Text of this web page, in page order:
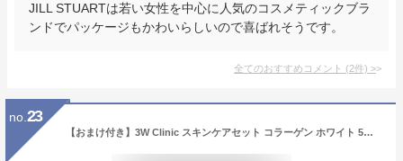
JILL STUARTは若い女性を中心に人気のコスメティックブラ
ンドでパッケージもかわいらしいので喜ばれそうです。
全てのおすすめコメント (2件) >
no. 23
【おまけ付き】3W Clinic スキンケアセット コラーゲン ホワイト 5点セット 韓国 コスメ コフレセット ギフト コスメ 化粧水 乳液 クリーム 化粧品セット 化粧品 スキンケア 誕生日 プレゼント コスメ コフレ 女性 お肌 エイジングケア 福袋 送料無料